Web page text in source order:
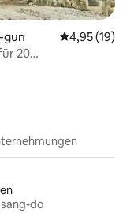
gun
4,95 (19)
20
do